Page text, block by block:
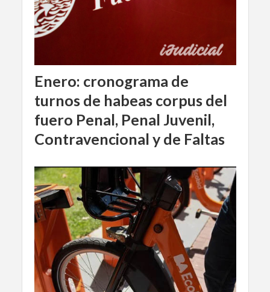
Enero: cronograma de
turnos de habeas corpus del
fuero Penal, Penal Juvenil,
Contravencional y de Faltas